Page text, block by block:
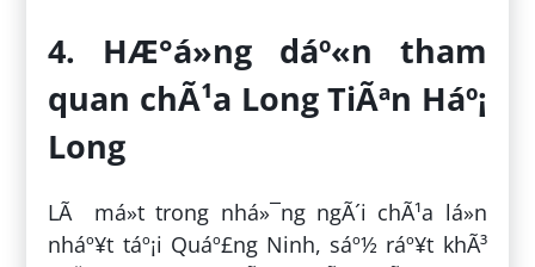
4. HÆ°á»ng dáº«n tham
quan chÃ¹a Long TiÃªn Háº¡
Long
LÃ má»t trong nhá»¯ng ngÃ´i chÃ¹a lá»n
nháº¥t táº¡i Quáº£ng Ninh, sáº½ ráº¥t khÃ³